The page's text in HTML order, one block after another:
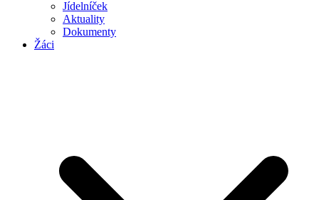
Jídelníček
Aktuality
Dokumenty
Žáci